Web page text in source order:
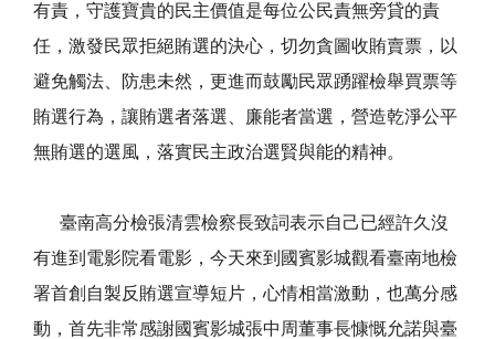
有責，守護寶貴的民主價值是每位公民責無旁貸的責
任，激發民眾拒絕賄選的決心，切勿貪圖收賄賣票，以
避免觸法、防患未然，更進而鼓勵民眾踴躍檢舉買票等
賄選行為，讓賄選者落選、廉能者當選，營造乾淨公平
無賄選的選風，落實民主政治選賢與能的精神。
臺南高分檢張清雲檢察長致詞表示自己已經許久沒
有進到電影院看電影，今天來到國賓影城觀看臺南地檢
署首創自製反賄選宣導短片，心情相當激動，也萬分感
動，首先非常感謝國賓影城張中周董事長慷慨允諾與臺